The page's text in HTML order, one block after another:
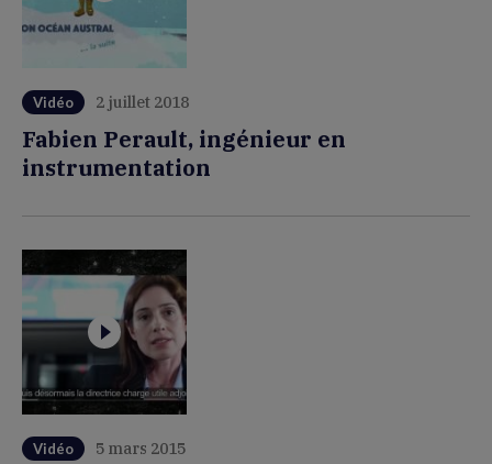
Vidéo 2 juillet 2018
Fabien Perault, ingénieur en
instrumentation
Vidéo 5 mars 2015